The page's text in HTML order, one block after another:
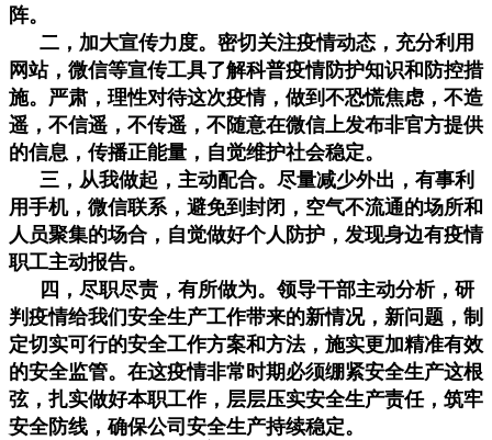
阵。
二，加大宣传力度。密切关注疫情动态，充分利用
网站，微信等宣传工具了解科普疫情防护知识和防控措
施。严肃，理性对待这次疫情，做到不恐慌焦虑，不造
遥，不信遥，不传遥，不随意在微信上发布非官方提供
的信息，传播正能量，自觉维护社会稳定。
三，从我做起，主动配合。尽量减少外出，有事利
用手机，微信联系，避免到封闭，空气不流通的场所和
人员聚集的场合，自觉做好个人防护，发现身边有疫情
职工主动报告。
四，尽职尽责，有所做为。领导干部主动分析，研
判疫情给我们安全生产工作带来的新情况，新问题，制
定切实可行的安全工作方案和方法，施实更加精准有效
的安全监管。在这疫情非常时期必须绷紧安全生产这根
弦，扎实做好本职工作，层层压实安全生产责任，筑牢
安全防线，确保公司安全生产持续稳定。